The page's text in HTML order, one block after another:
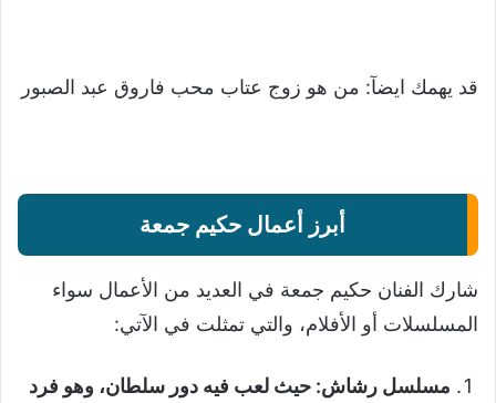
قد يهمك ايضآ: من هو زوج عتاب محب فاروق عبد الصبور
أبرز أعمال حكيم جمعة
شارك الفنان حكيم جمعة في العديد من الأعمال سواء
المسلسلات أو الأفلام، والتي تمثلت في الآتي:
مسلسل رشاش: حيث لعب فيه دور سلطان، وهو فرد